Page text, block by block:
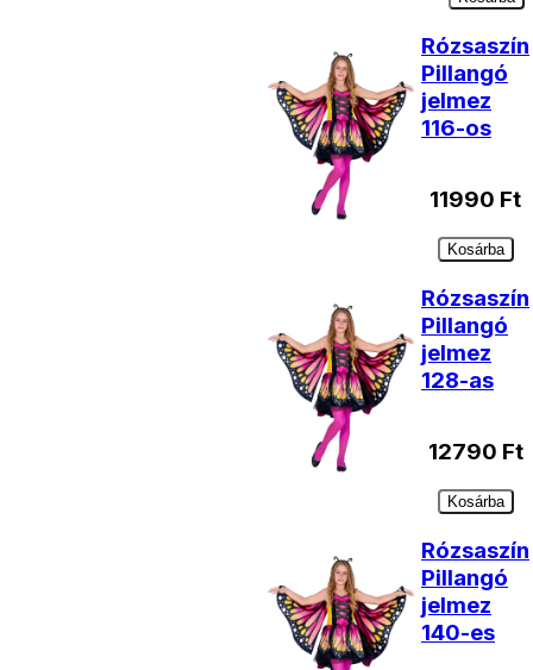
Rózsaszín
Pillangó
jelmez
116-os
11990 Ft
Kosárba
Rózsaszín
Pillangó
jelmez
128-as
12790 Ft
Kosárba
Rózsaszín
Pillangó
jelmez
140-es